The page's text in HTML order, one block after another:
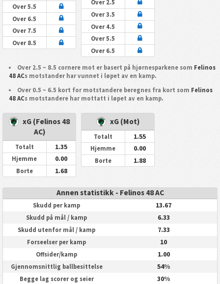
Over 5.5
Over 6.5
Over 7.5
Over 8.5
Over 2.5
Over 3.5
Over 4.5
Over 5.5
Over 6.5
Over 2.5 ~ 8.5 cornere mot er basert på hjørnesparkene som Felinos
48 ACs motstander har vunnet i løpet av en kamp.
Over 0.5 ~ 6.5 kort for motstandere beregnes fra kort som Felinos
48 ACs motstandere har mottatt i løpet av en kamp.
xG (Felinos 48
AC)
Totalt 1.35
Hjemme 0.00
Borte 1.68
xG (Mot)
Totalt 1.55
Hjemme 0.00
Borte 1.88
Annen statistikk - Felinos 48 AC
Skudd per kamp 13.67
Skudd på mål / kamp 6.33
Skudd utenfor mål / kamp 7.33
Forseelser per kamp 10
Offsider/kamp 1.00
Gjennomsnittlig ballbesittelse 54%
Begge lag scorer og seier 30%